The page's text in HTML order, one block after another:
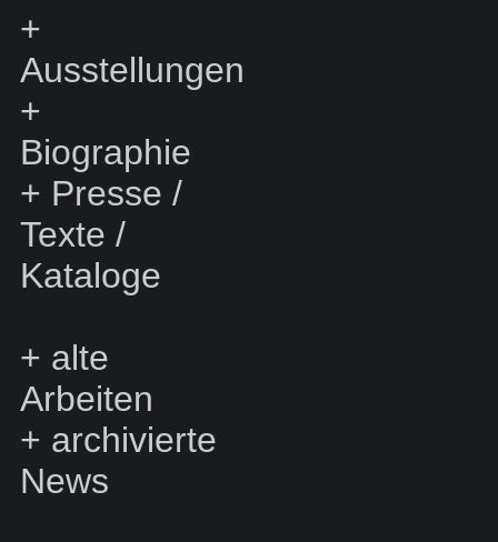
+
Ausstellungen
+
Biographie
+ Presse /
Texte /
Kataloge
+ alte
Arbeiten
+ archivierte
News